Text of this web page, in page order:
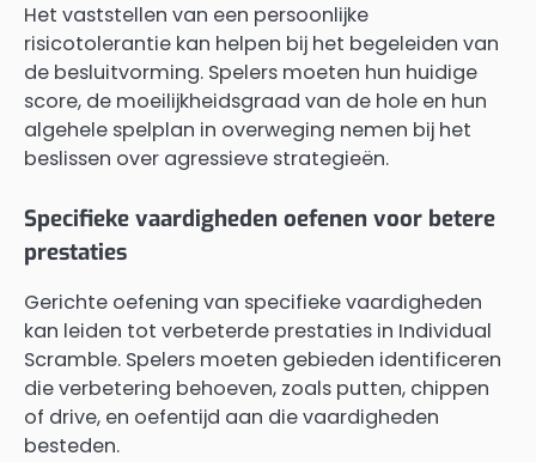
Het vaststellen van een persoonlijke
risicotolerantie kan helpen bij het begeleiden van
de besluitvorming. Spelers moeten hun huidige
score, de moeilijkheidsgraad van de hole en hun
algehele spelplan in overweging nemen bij het
beslissen over agressieve strategieën.
Specifieke vaardigheden oefenen voor betere
prestaties
Gerichte oefening van specifieke vaardigheden
kan leiden tot verbeterde prestaties in Individual
Scramble. Spelers moeten gebieden identificeren
die verbetering behoeven, zoals putten, chippen
of drive, en oefentijd aan die vaardigheden
besteden.